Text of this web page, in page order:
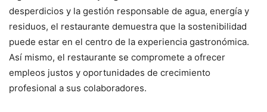
desperdicios y la gestión responsable de agua, energía y
residuos, el restaurante demuestra que la sostenibilidad
puede estar en el centro de la experiencia gastronómica.
Así mismo, el restaurante se compromete a ofrecer
empleos justos y oportunidades de crecimiento
profesional a sus colaboradores.